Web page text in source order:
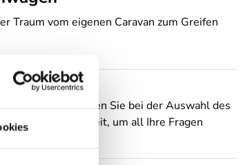
Traum vom eigenen Caravan zum Greifen
Ort und begleiten Sie bei der Auswahl des
wir uns viel Zeit, um all Ihre Fragen